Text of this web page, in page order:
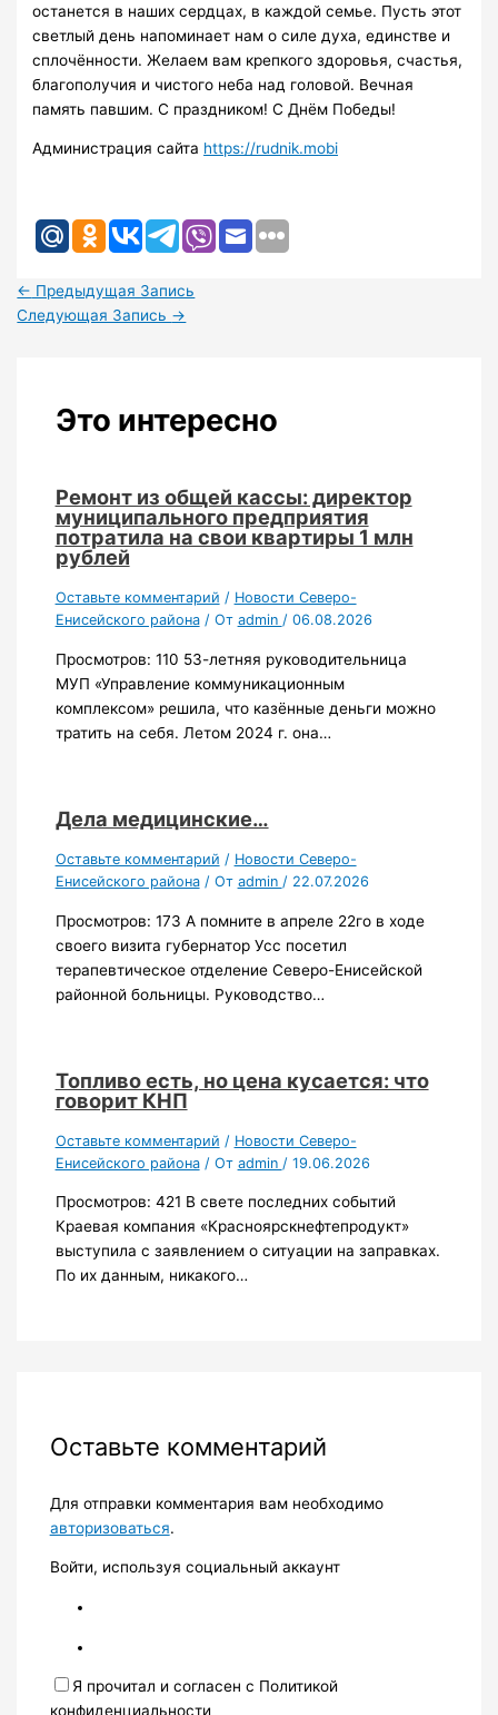
останется в наших сердцах, в каждой семье. Пусть этот
светлый день напоминает нам о силе духа, единстве и
сплочённости. Желаем вам крепкого здоровья, счастья,
благополучия и чистого неба над головой. Вечная
память павшим. С праздником! С Днём Победы!
Администрация сайта https://rudnik.mobi
← Предыдущая Запись
Следующая Запись →
Это интересно
Ремонт из общей кассы: директор
муниципального предприятия
потратила на свои квартиры 1 млн
рублей
Оставьте комментарий / Новости Северо-
Енисейского района/ От admin / 06.08.2026
Просмотров: 110 53-летняя руководительница
МУП «Управление коммуникационным
комплексом» решила, что казённые деньги можно
тратить на себя. Летом 2024 г. она…
Дела медицинские…
Оставьте комментарий / Новости Северо-
Енисейского района/ От admin / 22.07.2026
Просмотров: 173 А помните в апреле 22го в ходе
своего визита губернатор Усс посетил
терапевтическое отделение Северо-Енисейской
районной больницы. Руководство…
Топливо есть, но цена кусается: что
говорит КНП
Оставьте комментарий / Новости Северо-
Енисейского района/ От admin / 19.06.2026
Просмотров: 421 В свете последних событий
Краевая компания «Красноярскнефтепродукт»
выступила с заявлением о ситуации на заправках.
По их данным, никакого…
Оставьте комментарий
Для отправки комментария вам необходимо
авторизоваться.
Войти, используя социальный аккаунт
Я прочитал и согласен с Политикой
конфиденциальности